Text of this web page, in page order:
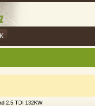
2.5 TDI 132KW